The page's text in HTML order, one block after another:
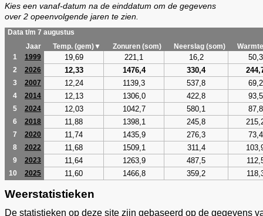
Kies een vanaf-datum na de einddatum om de gegevens
over 2 opeenvolgende jaren te zien.
Data t/m 7 augustus
Jaar
Temp. (gem)▼ Zonuren (som) Neerslag (som)
1
1999 19,69 221,1 16,2 50,3
2 2026 12,33 1476,4 330,4
3 2007 12,24 1139,3 537,8 69,2
4 2014 12,13 1306,0 422,8 93,5
5 2024 12,03 1042,7 580,1 87,8
6 2018 11,88 1398,1 245,8
7 2020 11,74 1435,9 276,3 73,4
8 2022 11,68 1509,1 311,4
9 2023 11,64 1263,9 487,5
10 2025 11,60 1466,8 359,2
Weerstatistieken
De statistieken op deze site zijn gebaseerd op de gegevens